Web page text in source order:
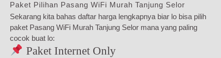
Paket Pilihan Pasang WiFi Murah Tanjung Selor
Sekarang kita bahas daftar harga lengkapnya biar lo bisa pilih
paket Pasang WiFi Murah Tanjung Selor mana yang paling
cocok buat lo:
Paket Internet Only